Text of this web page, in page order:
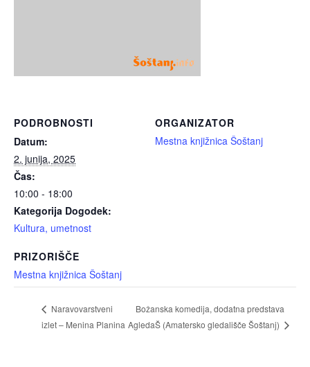
PODROBNOSTI
Datum:
2. junija, 2025
Čas:
10:00 - 18:00
Kategorija Dogodek:
Kultura, umetnost
PRIZORIŠČE
Mestna knjižnica Šoštanj
ORGANIZATOR
Mestna knjižnica Šoštanj
Naravovarstveni
izlet – Menina Planina
Božanska komedija, dodatna predstava
AgledaŠ (Amatersko gledališče Šoštanj)